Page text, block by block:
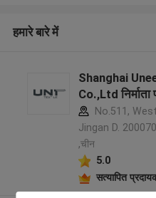
हमारे बारे में
Shanghai
Co.,Ltd निर्माता
No.511,
Jingan D.
,चीन
5.0
सत्यापित